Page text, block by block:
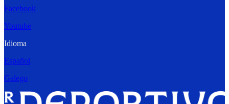
Facebook
Youtube
Idioma
Español
Galego